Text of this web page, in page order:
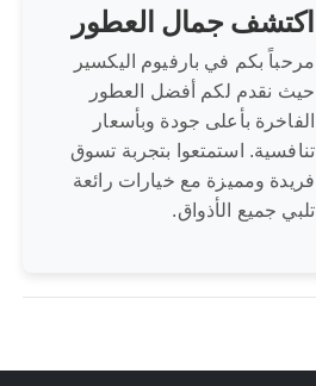
اكتشف جمال العطور
مرحباً بكم في بارفيوم اليكسير
حيث نقدم لكم أفضل العطور
الفاخرة بأعلى جودة وبأسعار
تنافسية. استمتعوا بتجربة تسوق
فريدة ومميزة مع خيارات رائعة
تلبي جميع الأذواق.